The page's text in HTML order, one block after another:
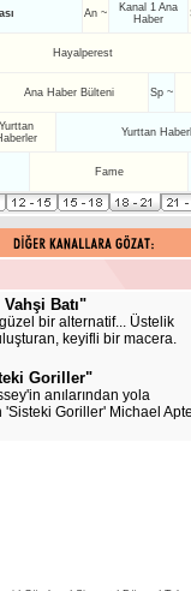
An ~
Kanal 1 Ana
Haber
Hayalperest
Ana Haber Bülteni Sp ~
Yurttan
Yurttan
Fame
Batı"
bir alternatif... Üstelik
keyifli bir macera.
Goriller"
anılarından yola
'Sisteki Goriller' Michael